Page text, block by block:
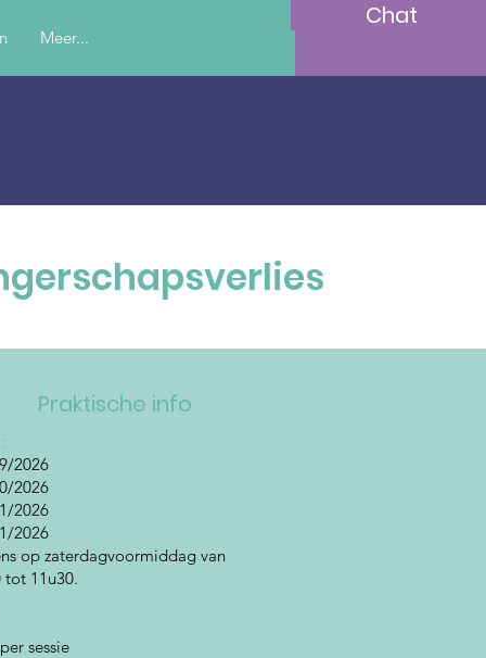
Meer...
Chat
Praktische info
2026
2026
2026
2026
op zaterdagvoormiddag van
tot 11u30.
sessie